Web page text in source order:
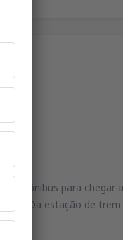
de ônibus para chegar
N3. Da estação de